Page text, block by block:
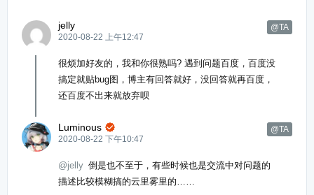
jelly
@TA
2020-08-22 上午12:47
很烦加好友的，我和你很熟吗? 遇到问题百度，百度没
搞定就贴bug图，博主有回答就好，没回答就再百度，
还百度不出来就放弃呗
Luminous @TA

2020-08-22 下午10:47
@jelly 倒是也不至于，有些时候也是交流中对问题的
描述比较模糊搞的云里雾里的……